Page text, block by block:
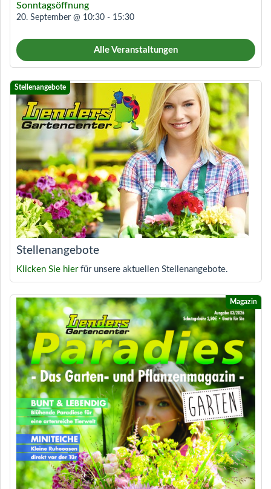
Sonntagsöffnung
20. September @ 10:30 - 15:30
Alle Veranstaltungen
Stellenangebote
Klicken Sie hierfür unsere aktuellen Stellenangebote.